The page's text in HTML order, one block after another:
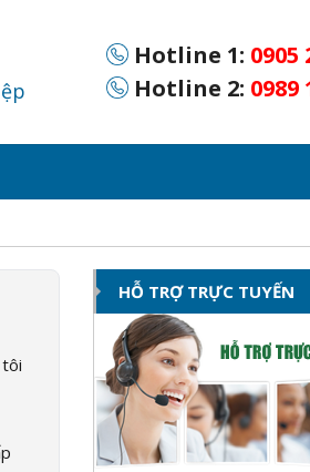
Hotline 1: 0905
Hotline 2: 0989
HỖ TRỢ TRỰC TUYẾN